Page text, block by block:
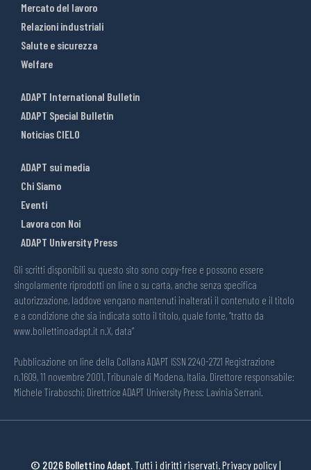
Mercato del lavoro
Relazioni industriali
Salute e sicurezza
Welfare
ADAPT International Bulletin
ADAPT Special Bulletin
Noticias CIELO
ADAPT sui media
Chi Siamo
Eventi
Lavora con Noi
ADAPT University Press
Gli scritti disponibili su questo sito sono copy-free e possono essere
singolarmente riprodotti on line o su carta, anche senza specifica
autorizzazione, laddove vengano mantenuti inalterati il contenuto e il titolo
e a condizione che sia indicata sotto il titolo, quale fonte, “tratto da
www.bollettinoadapt.it n.X, data“
Pubblicazione on line della Collana ADAPT ISSN 2240-2721 Registrazione
n.1609, 11 novembre 2001, Tribunale di Modena, Italia. Direttore responsabile:
Michele Tiraboschi; Direttrice ADAPT University Press: Lavinia Serrani.
© 2026 Bollettino Adapt.Tutti i diritti riservati.Privacy policy|